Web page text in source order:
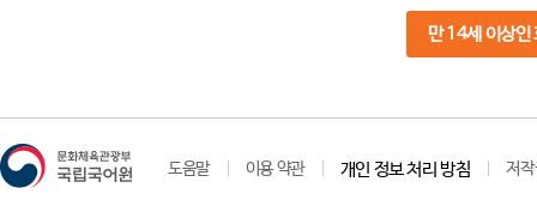
만 14세 이상인
도움말 이용 약관 개인 정보 처리 방침 저